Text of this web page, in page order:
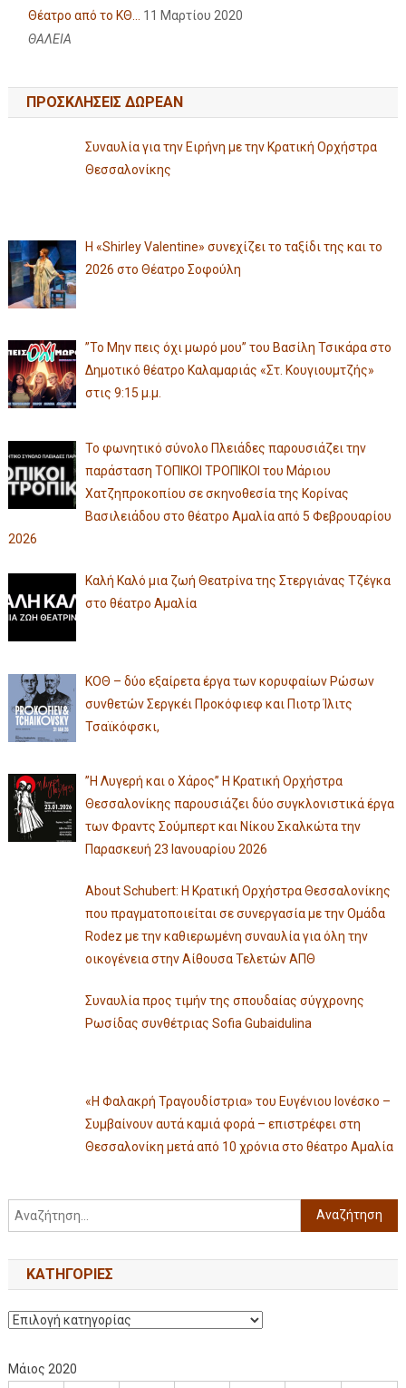
Θέατρο από το ΚΘ...
11 Μαρτίου 2020
ΘΑΛΕΙΑ
ΠΡΟΣΚΛΗΣΕΙΣ ΔΩΡΕΑΝ
Συναυλία για την Ειρήνη με την Κρατική Ορχήστρα
Θεσσαλονίκης
Η «Shirley Valentine» συνεχίζει το ταξίδι της και το
2026 στο Θέατρο Σοφούλη
”Το Μην πεις όχι μωρό μου” του Βασίλη Τσικάρα στο
Δημοτικό θέατρο Καλαμαριάς «Στ. Κουγιουμτζής»
στις 9:15 μ.μ.
Το φωνητικό σύνολο Πλειάδες παρουσιάζει την
παράσταση ΤΟΠΙΚΟΙ ΤΡΟΠΙΚΟΙ του Μάριου
Χατζηπροκοπίου σε σκηνοθεσία της Κορίνας
Βασιλειάδου στο θέατρο Αμαλία από 5 Φεβρουαρίου
2026
Καλή Καλό μια ζωή Θεατρίνα της Στεργιάνας Τζέγκα
στο θέατρο Αμαλία
ΚΟΘ – δύο εξαίρετα έργα των κορυφαίων Ρώσων
συνθετών Σεργκέι Προκόφιεφ και Πιοτρ Ίλιτς
Τσαϊκόφσκι,
”Η Λυγερή και ο Χάρος” Η Κρατική Ορχήστρα
Θεσσαλονίκης παρουσιάζει δύο συγκλονιστικά έργα
των Φραντς Σούμπερτ και Νίκου Σκαλκώτα την
Παρασκευή 23 Ιανουαρίου 2026
About Schubert: Η Κρατική Ορχήστρα Θεσσαλονίκης
που πραγματοποιείται σε συνεργασία με την Ομάδα
Rodez με την καθιερωμένη συναυλία για όλη την
οικογένεια στην Αίθουσα Τελετών ΑΠΘ
Συναυλία προς τιμήν της σπουδαίας σύγχρονης
Ρωσίδας συνθέτριας Sofia Gubaidulina
«Η Φαλακρή Τραγουδίστρια» του Ευγένιου Ιονέσκο –
Συμβαίνουν αυτά καμιά φορά – επιστρέφει στη
Θεσσαλονίκη μετά από 10 χρόνια στο θέατρο Αμαλία
KΑΤΗΓΟΡΊΕΣ
Μάιος 2020